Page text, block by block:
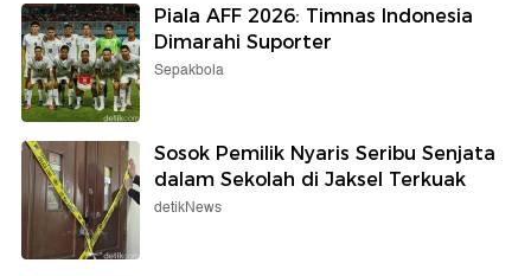
Piala AFF 2026: Timnas Indonesia
Dimarahi Suporter
Sepakbola
Sosok Pemilik Nyaris Seribu Senjata
dalam Sekolah di Jaksel Terkuak
detikNews